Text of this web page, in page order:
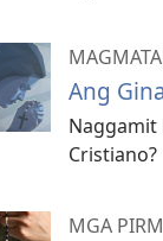
Ang
Naggamit
Cristiano?
MGA